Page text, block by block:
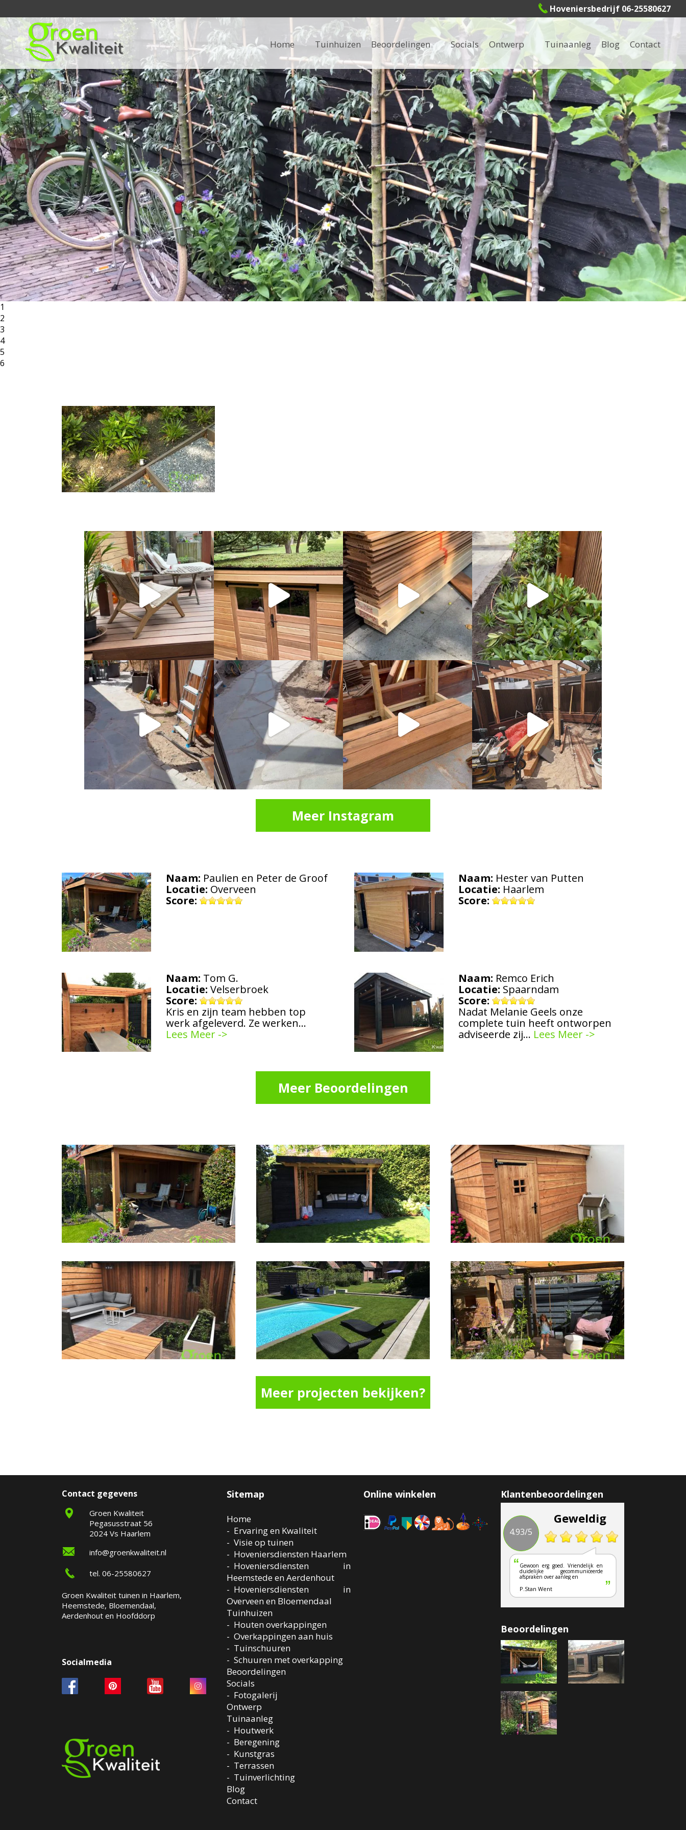
Hoveniersbedrijf 06-25580627
Home Tuinhuizen Beoordelingen Socials Ontwerp Tuinaanleg Blog Contact
1
2
3
4
5
6
Meer Instagram
Naam: Paulien en Peter de Groof
Locatie: Overveen
Score:
Naam: Hester van Putten
Locatie: Haarlem
Score:
Naam: Tom G.
Locatie: Velserbroek
Score:
Kris en zijn team hebben top
werk afgeleverd. Ze werken…
Lees Meer ->
Naam: Remco Erich
Locatie: Spaarndam
Score:
Nadat Melanie Geels onze
complete tuin heeft ontworpen
adviseerde zij… Lees Meer ->
Meer Beoordelingen
Meer projecten bekijken?
Contact gegevens
Groen Kwaliteit
Pegasusstraat 56
2024 Vs Haarlem
info@groenkwaliteit.nl
tel. 06-25580627
Groen Kwaliteit tuinen in Haarlem,
Heemstede, Bloemendaal,
Aerdenhout en Hoofddorp
Socialmedia
Sitemap
Home
Ervaring en Kwaliteit
Visie op tuinen
Hoveniersdiensten Haarlem
Hoveniersdiensten in
Heemstede en Aerdenhout
Hoveniersdiensten in
Overveen en Bloemendaal
Tuinhuizen
Houten overkappingen
Overkappingen aan huis
Tuinschuuren
Schuuren met overkapping
Beoordelingen
Socials
Fotogalerij
Ontwerp
Tuinaanleg
Houtwerk
Beregening
Kunstgras
Terrassen
Tuinverlichting
Blog
Contact
Online winkelen Klantenbeoordelingen
4.93/5
Geweldig
Gewoon erg goed. Vriendelijk en
duidelijke gecommuniceerde
afspraken over aanleg en
P.Stan Went
Beoordelingen